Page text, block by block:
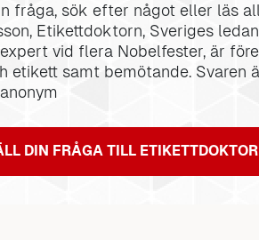
fråga, sök efter något eller läs
Etikettdoktorn, Sveriges
vid flera Nobelfester, är
etikett samt bemötande. Svaren
DIN FRÅGA TILL